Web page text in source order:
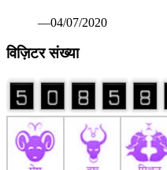
—04/07/2020
विज़िटर संख्या